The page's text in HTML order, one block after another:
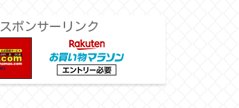
スポンサーリンク